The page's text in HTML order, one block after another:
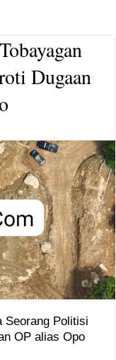
Dugaan
Seorang Politisi
OP alias Opo